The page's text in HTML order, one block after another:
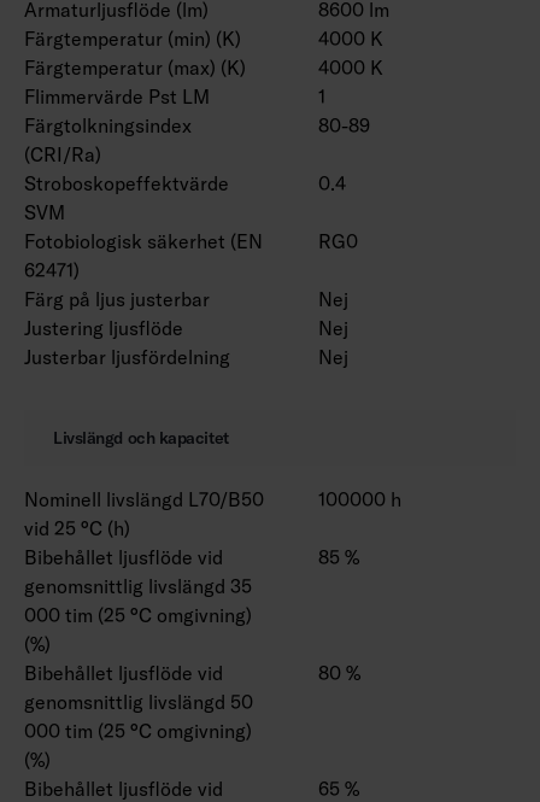
Armaturljusflöde (lm)
8600 lm
Färgtemperatur (min) (K)
4000 K
Färgtemperatur (max) (K)
4000 K
Flimmervärde Pst LM
1
Färgtolkningsindex
(CRI/Ra)
80-89
Stroboskopeffektvärde
SVM
0.4
Fotobiologisk säkerhet (EN
62471)
RG0
Färg på ljus justerbar
Nej
Justering ljusflöde
Nej
Justerbar ljusfördelning
Nej
Livslängd och kapacitet
Nominell livslängd L70/B50
vid 25 °C (h)
100000 h
Bibehållet ljusflöde vid
genomsnittlig livslängd 35
000 tim (25 °C omgivning)
(%)
85 %
Bibehållet ljusflöde vid
genomsnittlig livslängd 50
000 tim (25 °C omgivning)
(%)
80 %
Bibehållet ljusflöde vid
65 %